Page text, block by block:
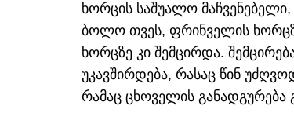
ხორცის საშუალო
ბოლო თვეს, ფრინველის
ხორცზე კი შემცირდა.
უკავშირდება, რასაც წინ
რამაც ცხოველის განადგურება